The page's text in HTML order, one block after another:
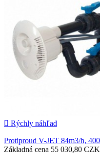
 Rýchly náhľad
Protiproud V-JET 84m3/h,
Základná cena 55 030,80 CZK